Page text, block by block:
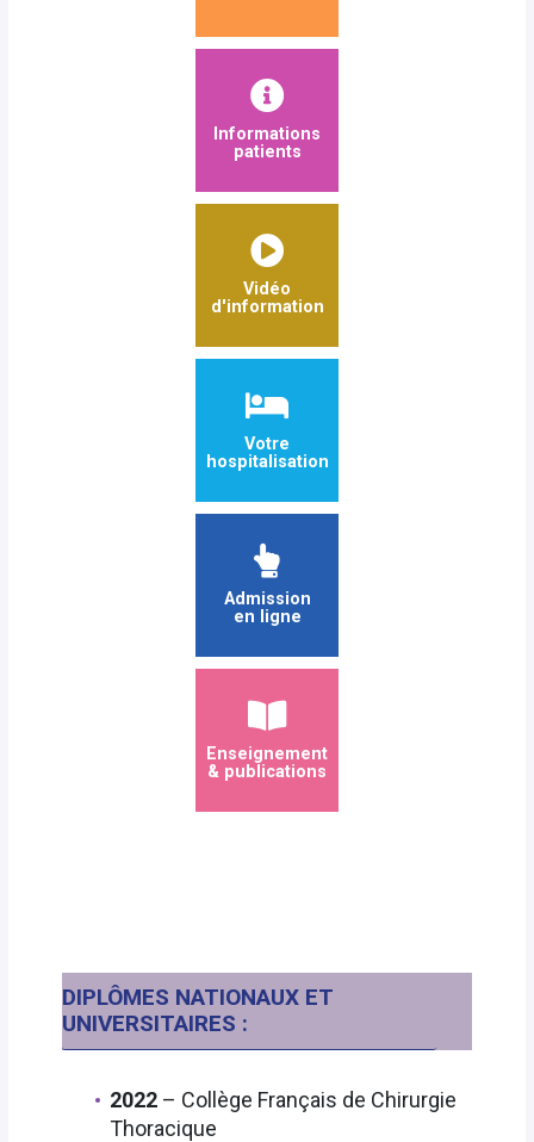
Informations
patients
Vidéo
d'information
Votre
hospitalisation
Admission
en ligne
Enseignement
& publications
DIPLÔMES NATIONAUX ET
UNIVERSITAIRES :
2022 – Collège Français de Chirurgie
Thoracique